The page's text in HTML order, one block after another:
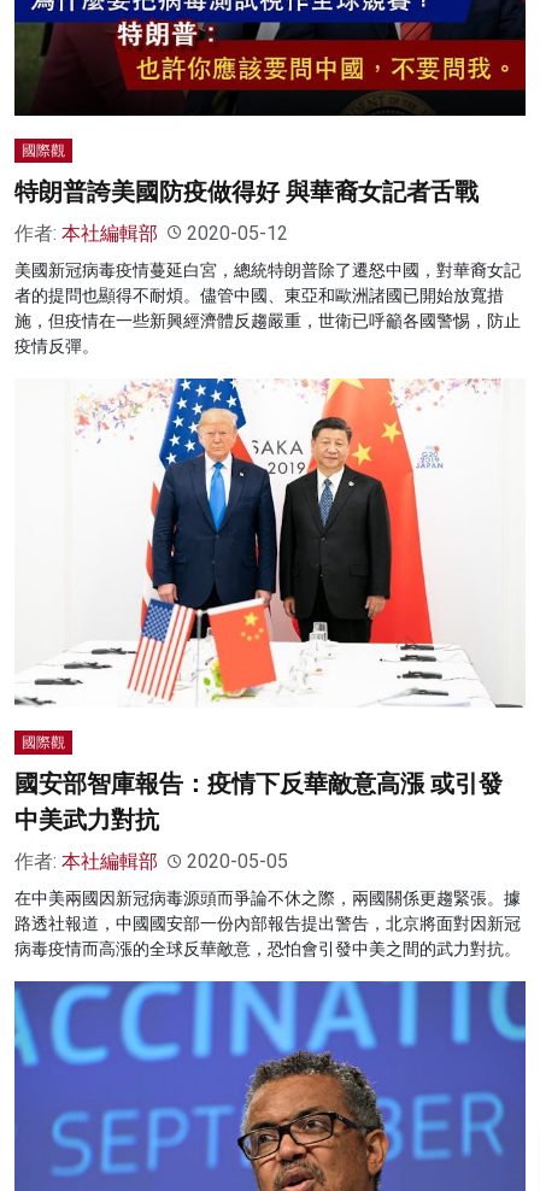
國際觀
特朗普誇美國防疫做得好 與華裔女記者舌戰
作者: 本社編輯部 2020-05-12
美國新冠病毒疫情蔓延白宮，總統特朗普除了遷怒中國，對華裔女記
者的提問也顯得不耐煩。儘管中國、東亞和歐洲諸國已開始放寬措
施，但疫情在一些新興經濟體反趨嚴重，世衛已呼籲各國警惕，防止
疫情反彈。
國際觀
國安部智庫報告：疫情下反華敵意高漲 或引發
中美武力對抗
作者: 本社編輯部 2020-05-05
在中美兩國因新冠病毒源頭而爭論不休之際，兩國關係更趨緊張。據
路透社報道，中國國安部一份內部報告提出警告，北京將面對因新冠
病毒疫情而高漲的全球反華敵意，恐怕會引發中美之間的武力對抗。